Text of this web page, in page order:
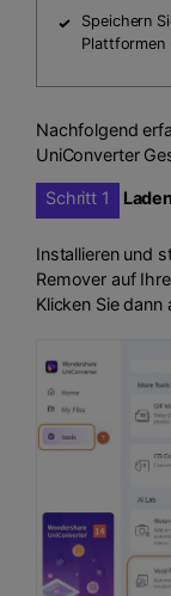
Speichern
Plattformen
Nachfolgend
UniConverter
Schritt 1
Installieren und
Remover auf
Klicken Sie dann